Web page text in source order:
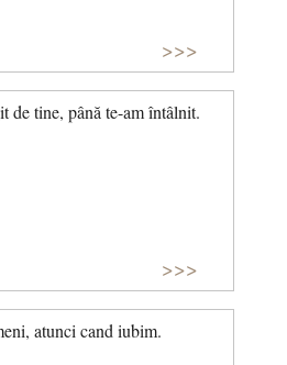
>>>
de tine, până te-am întâlnit.
>>>
atunci cand iubim.